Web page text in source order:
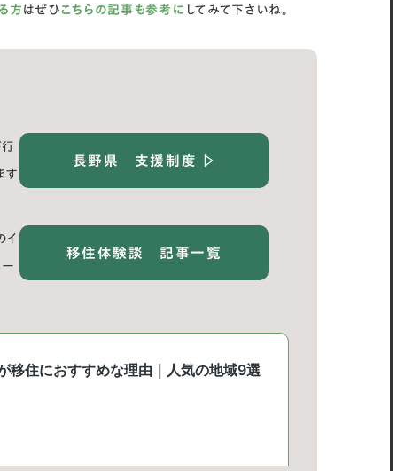
方 はぜひこちらの記事も参考に してみて下さいね。
す
長野県 支援制度 ▷
イ
移住体験談 記事一覧